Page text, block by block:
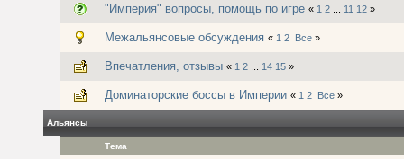
"Империя" вопросы, помощь по игре « 1 2 11 12 »
Межальянсовые обсуждения « 1 2 Все »
Впечатления, отзывы « 1 2 14 15 »
Доминаторские боссы в Империи « 1 2 Все »
Альянсы
Тема